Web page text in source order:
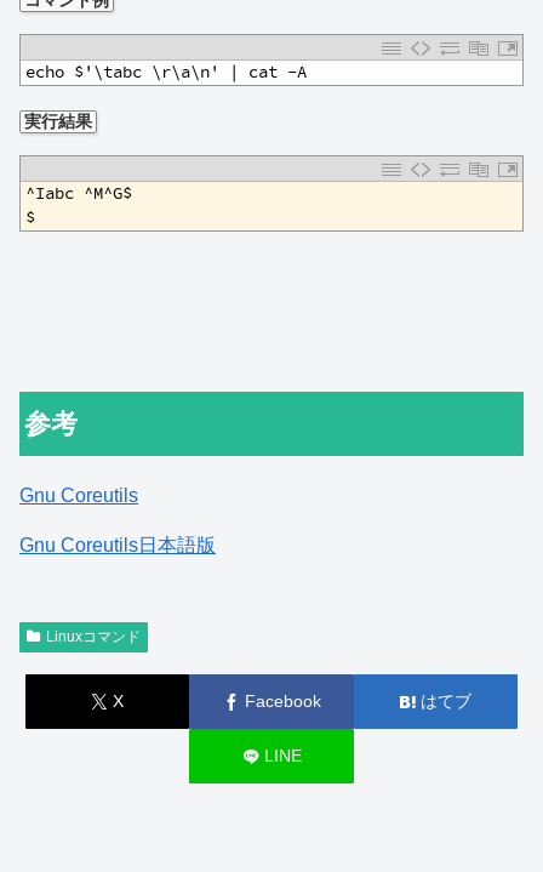
echo $'\tabc \r\a\n' | cat -A
実行結果
^Iabc ^M^G$
$
参考
Gnu Coreutils
Gnu Coreutils日本語版
Linuxコマンド
X Facebook はてブ
LINE